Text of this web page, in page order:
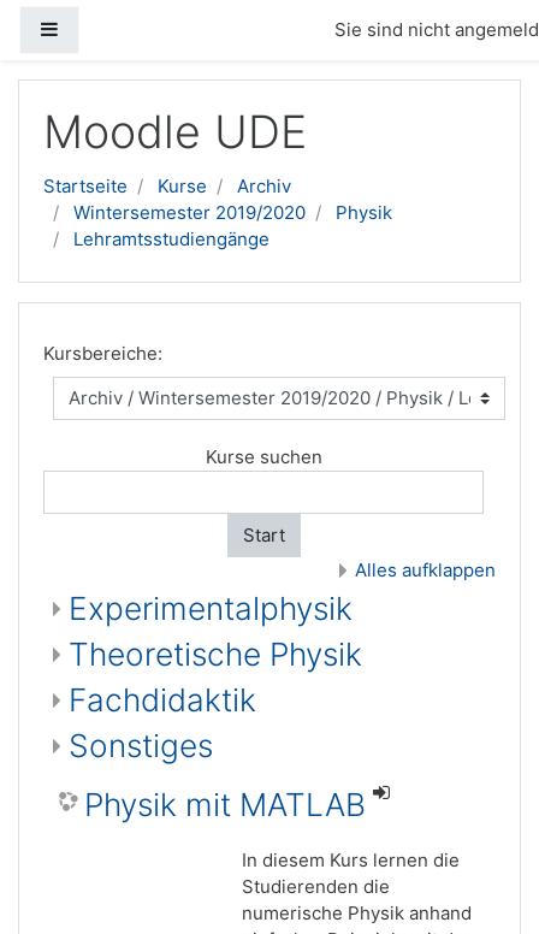
Sie sind nicht
Moodle UDE
Startseite Kurse
Archiv
Wintersemester 2019/2020
Physik
Lehramtsstudiengänge
Kursbereiche:
Kurse suchen
Start
Alles aufklappen
Experimentalphysik
Theoretische Physik
Fachdidaktik
Sonstiges
Physik mit MATLAB
In diesem Kurs lernen die
Studierenden die
numerische Physik anhand